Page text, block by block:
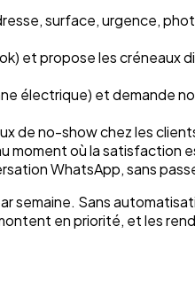
surface, urgence,
et propose les créneaux
électrique) et demande
de no-show chez les
moment où la satisfaction
WhatsApp, sans
Sans
en priorité, et les